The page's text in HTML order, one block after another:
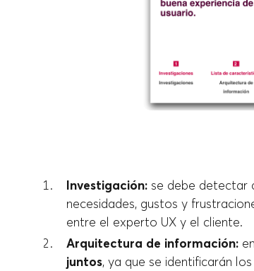
Investigación: se debe detectar
necesidades, gustos y
entre el experto UX y el cliente.
Arquitectura de información:
juntos, ya que se identificarán